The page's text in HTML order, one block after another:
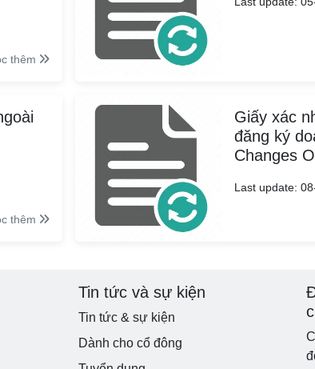
thêm
thêm
Giấy xác
đăng ký
Changes
Last update:
Tin tức và sự kiện
Tin tức & sự kiện
Dành cho cổ đông